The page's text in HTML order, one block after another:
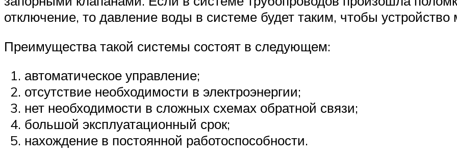
отключение, то давление воды в системе будет таким, чтобы устройство
Преимущества такой системы состоят в следующем:
автоматическое управление;
отсутствие необходимости в электроэнергии;
нет необходимости в сложных схемах обратной связи;
большой эксплуатационный срок;
нахождение в постоянной работоспособности.